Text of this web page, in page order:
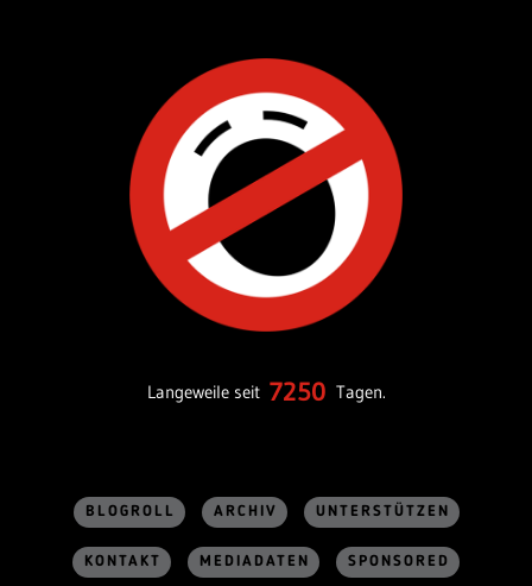
Langeweile seit 7250 Tagen.
BLOGROLL ARCHIV UNTERSTÜTZEN
KONTAKT MEDIADATEN SPONSORED